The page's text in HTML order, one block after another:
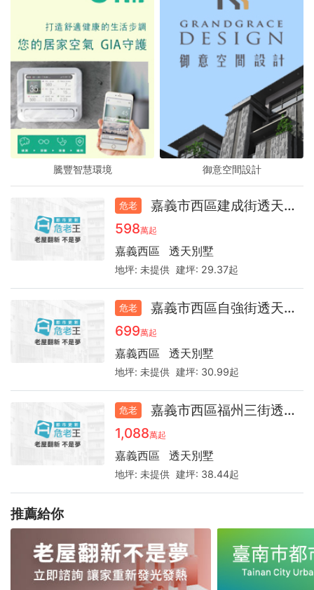
騰豐智慧環境
騰豐智慧環境
騰豐智慧環境 御意空間設計
御意空間設計
御意空間設計
危老
嘉義市西區建成街透天44.6
598萬起
嘉義西區 透天別墅
地坪:未提供 建坪: 29.37起
危老
嘉義市西區自強街透天48.3
699萬起
嘉義西區 透天別墅
地坪:未提供 建坪: 30.99起
危老
嘉義市西區福州三街透天41.8
1,088萬起
嘉義西區 透天別墅
地坪:未提供 建坪: 38.44起
推薦給你